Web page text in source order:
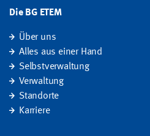
Die BG ETEM
Über uns
Alles aus einer Hand
Selbstverwaltung
Verwaltung
Standorte
Karriere